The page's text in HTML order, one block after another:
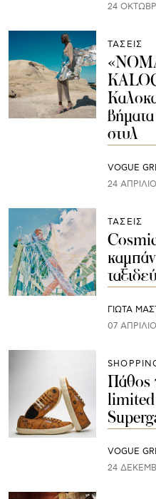
24
ΤΑΣΕΙΣ
στυλ
VOGUE
24
ΤΑΣΕΙΣ
ΓΙΩΤΑ
07
Πάθος
limited
VOGUE
24